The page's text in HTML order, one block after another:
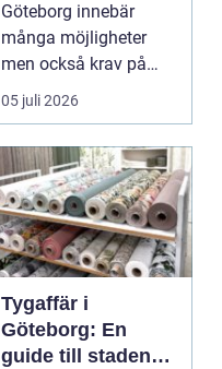
Göteborg innebär
många möjligheter
men också krav på
ordning i ekonomin.
För må...
05 juli 2026
Tygaffär i
Göteborg: En
guide till stadens